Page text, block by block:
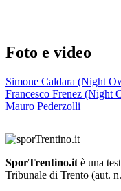
Foto e video
Simone Caldara (Night
Francesco Frenez (Night
Mauro Pederzolli
SporTrentino.it è una
Tribunale di Trento (aut.